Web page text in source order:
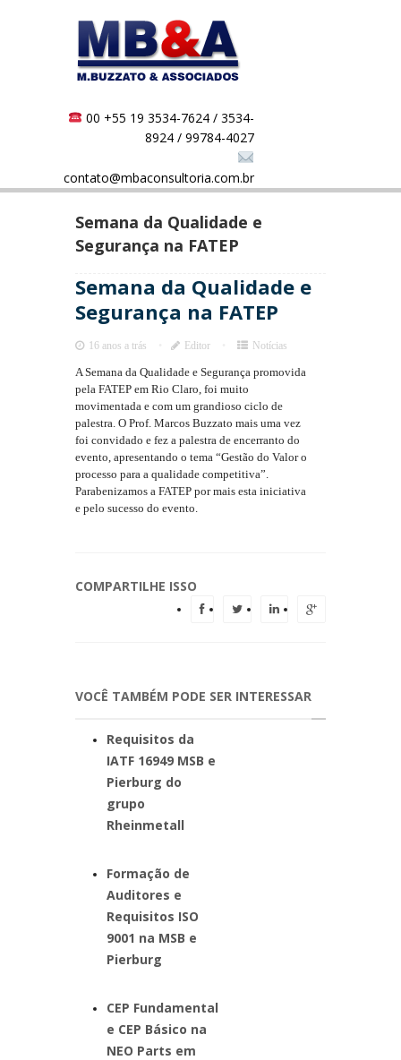
00 +55 19 3534-7624 / 3534-
8924 / 99784-4027
contato@mbaconsultoria.com.br
Semana da Qualidade e
Segurança na FATEP
Semana da Qualidade e
Segurança na FATEP
16 anos a trás Editor Notícias
A Semana da Qualidade e Segurança promovida
pela FATEP em Rio Claro, foi muito
movimentada e com um grandioso ciclo de
palestra. O Prof. Marcos Buzzato mais uma vez
foi convidado e fez a palestra de encerranto do
evento, apresentando o tema “Gestão do Valor o
processo para a qualidade competitiva”.
Parabenizamos a FATEP por mais esta iniciativa
e pelo sucesso do evento.
COMPARTILHE ISSO
VOCÊ TAMBÉM PODE SER INTERESSAR
Requisitos da
IATF 16949 MSB e
Pierburg do
grupo
Rheinmetall
Formação de
Auditores e
Requisitos ISO
9001 na MSB e
Pierburg
CEP Fundamental
e CEP Básico na
NEO Parts em